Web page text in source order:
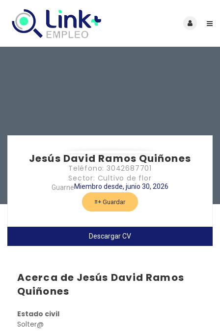
Jesús David Ramos Quiñones
Teléfono: 3042687701
Sector: Cultivo de flor
GuarneMiembro desde, junio 30, 2026
Guardar
Descargar CV
Acerca de Jesús David Ramos
Quiñones
Estado civil
Solter@